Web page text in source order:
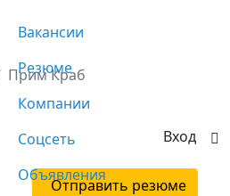
Вакансии
Резюме
Компании
Соцсеть
Объявления
Вход
Прим Краб
Отправить резюме